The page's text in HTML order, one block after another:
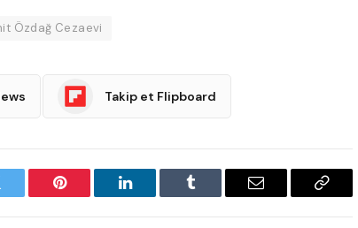
Özdağ Cezaevi
Takip et Flipboard
Pinterest LinkedIn Tumblr Email
Copy